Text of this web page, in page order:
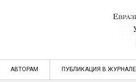
Евразийский
АВТОРАМ ПУБЛИКАЦИЯ В ЖУРНАЛЕ